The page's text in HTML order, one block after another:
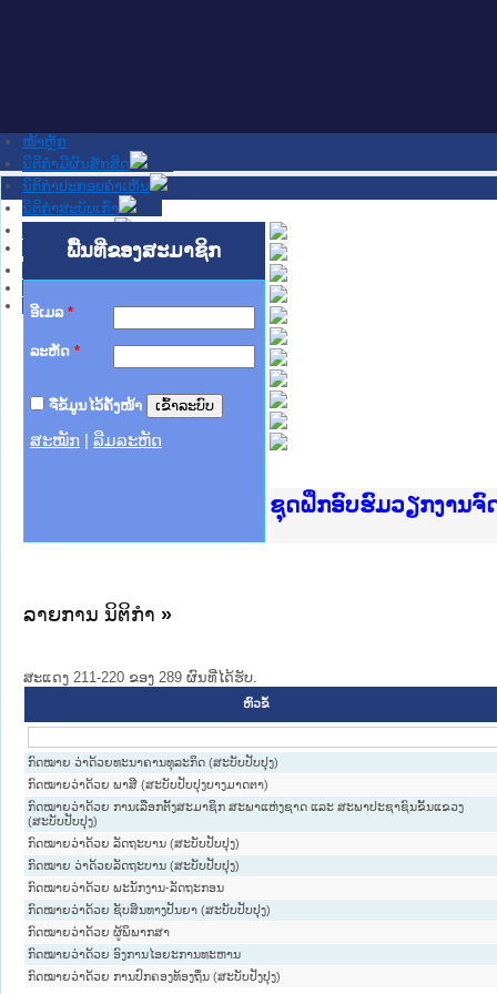
ໜ້າຫຼັກ
ນິຕິກໍາມີຜົນສັກສິດ
ນິຕິກໍາປະກອບຄໍາເຫັນ
ນິຕິກໍາສະບັບເກົ່າ
ເວັບໄຊອື່ນໆ
ຊ່ວຍເຫຼືອ
ພື້ນທີ່ຂອງສະມາຊິກ
ອີເມລ *
ລະຫັດ *
ຈື່ຂໍ້ມູນໄວ້ຄັ້ງໜ້າ
ສະໝັກ ລືມລະຫັດ
Ministry of Justice
ເຜີຍແຜ່ວັບໄຊຈົດໝາຍເ
ກະຊວງຍຸຕິທຳ
ຊຸດຝຶກອົບຮົມວຽກງານຈົ
ກອງປະຊຸມທົບທວນຄືນກ
ຝຶກອົບຮົມ ຜູ່ປະສານງາ
ຝຶກອົບຮົມ ຜູ່ປະສານງາ
ເຜີຍແຜ່ແອັບກົດໝາຍລາ
ເຜີຍແຜ່ແອັບກົດໝາຍລາ
ຍົກລະດັບວຽກງານຈົດໝ
ຊຸດຝຶກອົບຮົມວຽກງານຈົ
ລາຍການ ນິຕິກໍາ »
ສະແດງ 211-220 ຂອງ 289 ຜົນທີ່ໄດ້ຮັບ.
ຫົວຂໍ້
ກົດໝາຍ ວ່າດ້ວຍທະນາຄານທຸລະກິດ (ສະບັບປັບປຸງ)
ກົດໝາຍວ່າດ້ວຍ ພາສີ (ສະບັບປັບປຸງບາງມາດຕາ)
ກົດໝາຍວ່າດ້ວຍ ການເລືອກຕັ້ງສະມາຊິກ ສະພາແຫ່ງຊາດ ແລະ ສະພາປະຊາຊົນຂັ້ນແຂວງ
(ສະບັບປັບປຸງ)
ກົດໝາຍວ່າດ້ວຍ ລັດຖະບານ (ສະບັບປັບປຸງ)
ກົດໝາຍ ວ່າດ້ວຍລັດຖະບານ (ສະບັບປັບປຸງ)
ກົດໝາຍວ່າດ້ວຍ ພະນັກງານ-ລັດຖະກອນ
ກົດໝາຍວ່າດ້ວຍ ຊັບສິນທາງປັນຍາ (ສະບັບປັບປຸງ)
ກົດໝາຍວ່າດ້ວຍ ຜູ້ພິພາກສາ
ກົດໝາຍວ່າດ້ວຍ ອົງການໄອຍະການທະຫານ
ກົດໝາຍວ່າດ້ວຍ ການປົກຄອງທ້ອງຖິ່ນ (ສະບັບປັງປຸງ)